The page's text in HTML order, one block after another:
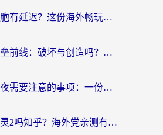
国外打重生细胞有延迟？这份海外畅玩国服游戏加速器终极指南请收好
在欧洲能玩堡垒前线：破坏与创造吗？海外党国服游戏不卡顿的秘密
国外玩星战前夜需要注意的事项：一份来自老玩家的网络生存指南
在国外能玩剑灵2吗知乎？海外党亲测有效的国服游戏加速指南